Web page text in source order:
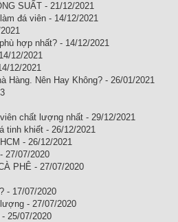
SUẤT - 21/12/2021
đá viên - 14/12/2021
hợp nhất? - 14/12/2021
12/2021
12/2021
Hàng. Nên Hay Không? - 26/01/2021
chất lượng nhất - 29/12/2021
tinh khiết - 26/12/2021
- 26/12/2021
27/07/2020
PHÊ - 27/07/2020
- 17/07/2020
- 27/07/2020
25/07/2020